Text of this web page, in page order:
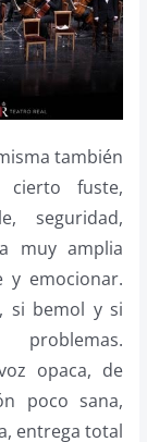
también
cierto fuste,
seguridad,
muy amplia
y emocionar.
si bemol y si
opaca, de
poco sana,
entrega total